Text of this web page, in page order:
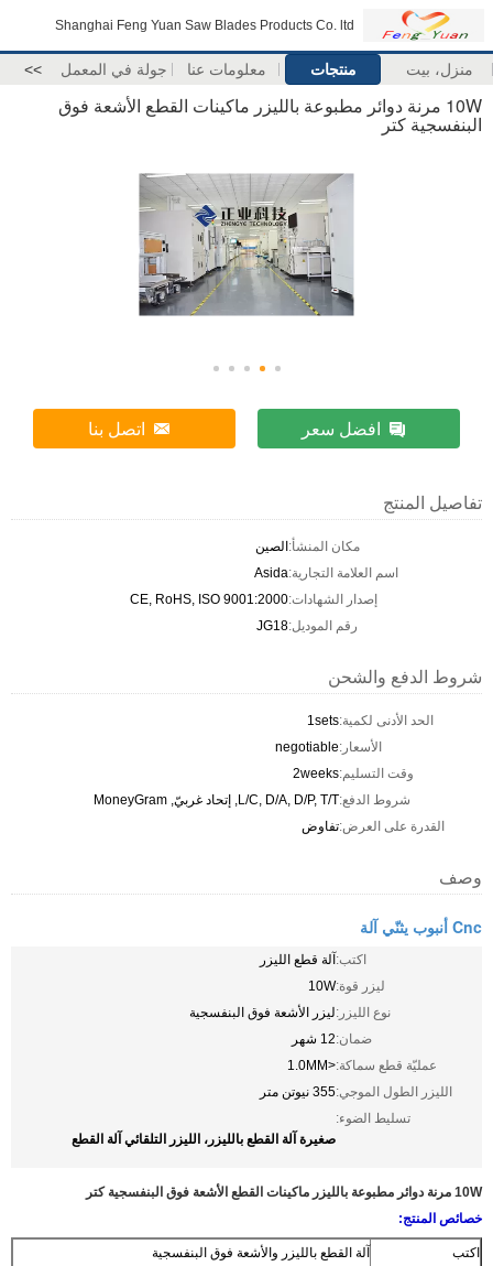
Shanghai Feng Yuan Saw Blades Products Co. ltd
منزل، بيت منتجات معلومات عنا جولة في المعمل >>
10W مرنة دوائر مطبوعة بالليزر ماكينات القطع الأشعة فوق
البنفسجية كتر
افضل سعر اتصل بنا
تفاصيل المنتج
مكان المنشأ: الصين
اسم العلامة التجارية:Asida
إصدار الشهادات:CE, RoHS, ISO 9001:2000
رقم الموديل:JG18
شروط الدفع والشحن
الحد الأدنى لكمية:1sets
الأسعار:negotiable
وقت التسليم:2weeks
شروط الدفع:L/C, D/A, D/P, T/T, إتحاد غربيّ, MoneyGram
القدرة على العرض:تفاوض
وصف
Cnc أنبوب يثنّي آلة
اكتب: آلة قطع الليزر
ليزر قوة:10W
نوع الليزر:ليزر الأشعة فوق البنفسجية
ضمان:12 شهر
عمليّة قطع سماكة:<1.0MM
الليزر الطول الموجي:355 نيوتن متر
تسليط الضوء:
صغيرة آلة القطع بالليزر، الليزر التلقائي آلة القطع
10W مرنة دوائر مطبوعة بالليزر ماكينات القطع الأشعة فوق البنفسجية كتر
خصائص المنتج:
اكتب آلة القطع بالليزر والأشعة فوق البنفسجية